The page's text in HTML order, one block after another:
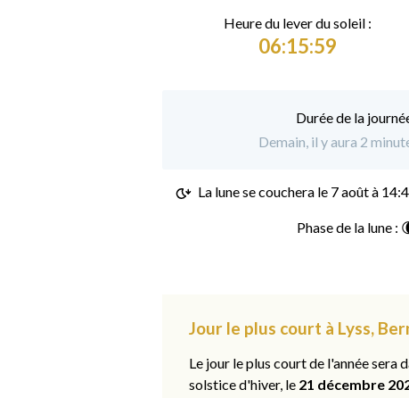
Heure du lever du soleil :
06:15:59
Durée de la
Demain, il y aura 2
La lune se couchera le 7 août à
Phase de la lune :
Jour le plus court à Lyss,
Le jour le plus court de l'année sera
solstice d'hiver, le 21 décembre